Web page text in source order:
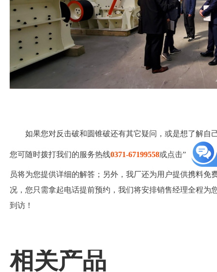
如果您对反击破和圆锥破还有其它疑问，或是想了解自
您可随时拨打我们的服务热线0371-67199558或点击”
员将为您提供详细的解答；另外，我厂还为用户提供携料免
况，您只需拿起电话提前预约，我们将安排销售经理全程为
到访！
相关产品